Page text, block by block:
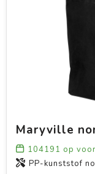
Maryville
104191 op
PP-kunststof